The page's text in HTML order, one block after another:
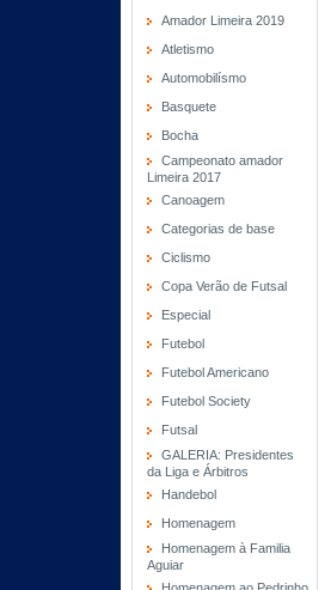
Amador Limeira 2019
Atletismo
Automobilísmo
Basquete
Bocha
Campeonato amador
Limeira 2017
Canoagem
Categorias de base
Ciclismo
Copa Verão de Futsal
Especial
Futebol
Futebol Americano
Futebol Society
Futsal
GALERIA: Presidentes
da Liga e Árbitros
Handebol
Homenagem
Homenagem à Familia
Aguiar